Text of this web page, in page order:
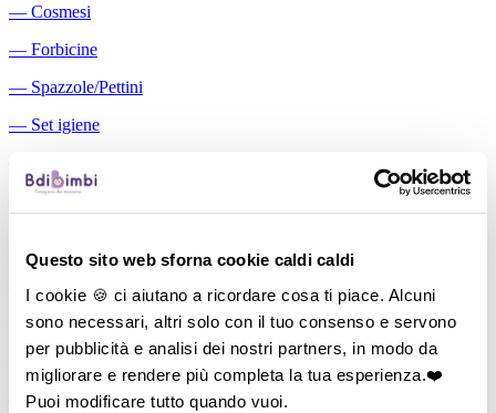
Questo sito web sforna cookie caldi caldi
I cookie 🍪 ci aiutano a ricordare cosa ti piace. Alcuni
sono necessari, altri solo con il tuo consenso e servono
per pubblicità e analisi dei nostri partners, in modo da
migliorare e rendere più completa la tua esperienza.❤️
Puoi modificare tutto quando vuoi.
― Cosmesi
― Forbicine
― Spazzole/Pettini
― Set igiene
Aspiratori nasali manuali
―
Cuscini allattamento
―Biberon
―
Tettarelle
―Succhietti